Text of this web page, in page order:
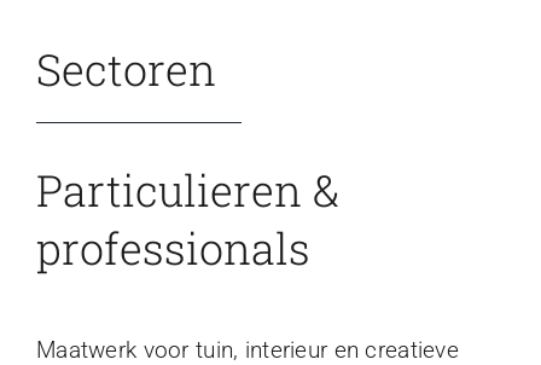
Sectoren
Particulieren &
professionals
Maatwerk voor tuin, interieur en creatieve